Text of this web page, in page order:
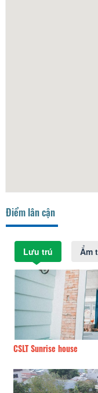
Điểm lân cận
Lưu trú Ẩm
CSLT Sunrise house